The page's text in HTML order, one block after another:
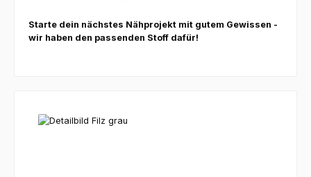
Starte dein nächstes Nähprojekt mit gutem Gewissen -
wir haben den passenden Stoff dafür!